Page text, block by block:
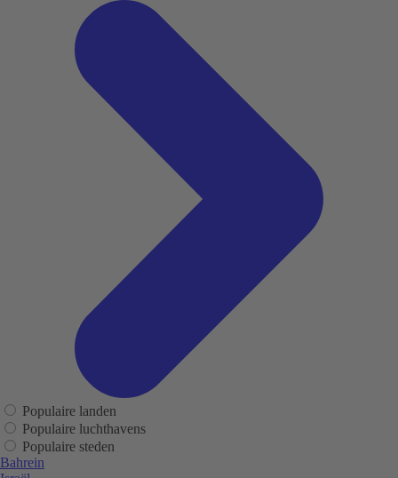
Populaire landen
Populaire luchthavens
Populaire steden
Bahrein